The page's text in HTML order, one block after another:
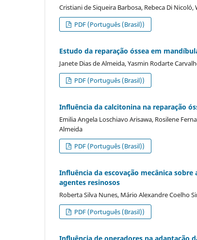
Cristiani de Siqueira Barbosa, Rebeca Di Nicoló,
PDF (Português (Brasil))
Estudo da reparação óssea em
Janete Dias de Almeida, Yasmin Rodarte
PDF (Português (Brasil))
Influência da calcitonina na reparação
Emilia Angela Loschiavo Arisawa, Rosilene
Almeida
PDF (Português (Brasil))
Influência da escovação mecânica
agentes resinosos
Roberta Silva Nunes, Mário Alexandre Coelho
PDF (Português (Brasil))
Influência de operadores na adaptação